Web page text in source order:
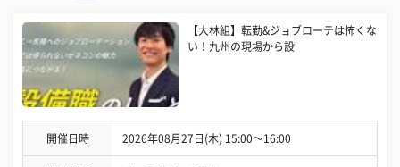
【大林組】転勤&ジョブローテは怖くな
い！九州の現場から設
開催日時 2026年08月27日(木) 15:00〜16:00